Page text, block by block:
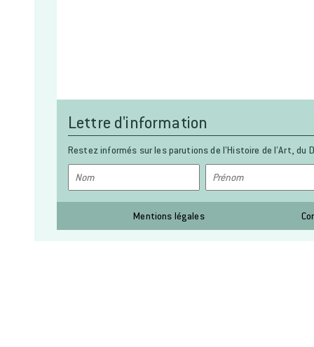
Lettre d'information
Restez informés sur les parutions de l’Histoire de l’Art, du
Mentions légales